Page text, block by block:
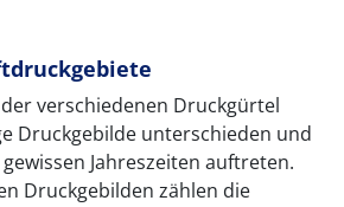
verschiedenen Druckgürtel
Druckgebilde unterschieden und
Jahreszeiten auftreten.
Druckgebilden zählen die